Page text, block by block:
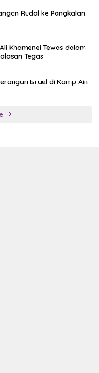
Rudal ke Pangkalan
Khamenei Tewas dalam
Tegas
Israel di Kamp Ain